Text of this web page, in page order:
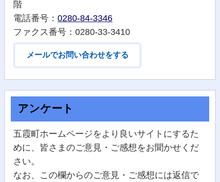
階
電話番号：0280-84-3346
ファクス番号：0280-33-3410
メールでお問い合わせをする
アンケート
五霞町ホームページをより良いサイトにするた
めに、皆さまのご意見・ご感想をお聞かせくだ
さい。
なお、この欄からのご意見・ご感想には返信で